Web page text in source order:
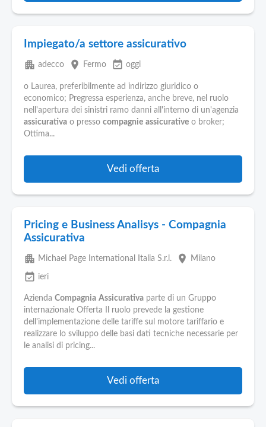
Impiegato/a settore assicurativo
apartment adecco place Fermo event_available oggi
o Laurea, preferibilmente ad indirizzo giuridico o
economico; Pregressa esperienza, anche breve, nel ruolo
nell'apertura dei sinistri ramo danni all'interno di un'agenzia
assicurativa o presso compagnie assicurative o broker;
Ottima...
Vedi offerta
Pricing e Business Analisys - Compagnia
Assicurativa
apartment Michael Page International Italia S.r.l. place Milano
event_available ieri
Azienda Compagnia Assicurativa parte di un Gruppo
internazionale Offerta Il ruolo prevede la gestione
dell'implementazione delle tariffe sul motore tariffario e
realizzare lo sviluppo delle basi dati tecniche necessarie per
le analisi di pricing...
Vedi offerta